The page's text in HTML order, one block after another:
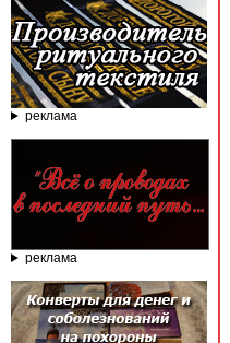
реклама
реклама